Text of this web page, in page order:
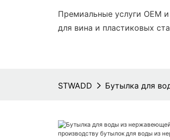
Премиальные услуги OEM
для вина и пластиковых
STWADD Бутылка для